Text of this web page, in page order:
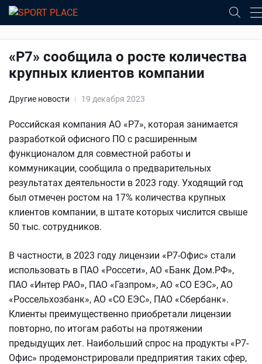
«Р7» сообщила о росте количества
крупных клиентов компании
Другие новости 19 декабря 2023
Российская компания АО «Р7», которая занимается
разработкой офисного ПО с расширенным
функционалом для совместной работы и
коммуникации, сообщила о предварительных
результатах деятельности в 2023 году. Уходящий год
был отмечен ростом на 17% количества крупных
клиентов компании, в штате которых числится свыше
50 тыс. сотрудников.
В частности, в 2023 году лицензии «Р7-Офис» стали
использовать в ПАО «Россети», АО «Банк Дом.РФ»,
ПАО «Интер РАО», ПАО «Газпром», АО «СО ЕЭС», АО
«Россельхозбанк», АО «СО ЕЭС», ПАО «Сбербанк».
Клиенты преимущественно приобретали лицензии
повторно, по итогам работы на протяжении
предыдущих лет. Наибольший спрос на продукты «Р7-
Офис» продемонстрировали предприятия таких сфер,